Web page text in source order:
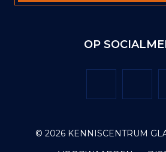
© 2026 KENNISCENTRUM
OP